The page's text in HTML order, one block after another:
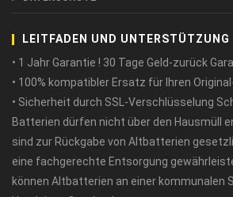
LEITFADEN UND UNTERSTÜTZUNG
• 1 Jahr Garantie ! 30 Tage Geld-zurück
• 100% kompatibler Ersatz für Ihren
• Sicherheit durch SSL-Verschlüsselung
Batterien dürfen nicht über den Hausmüll
sind zur Rückgabe von Altbatterien
eine fachgerechte Entsorgung
können Altbatterien an einer kommunalen